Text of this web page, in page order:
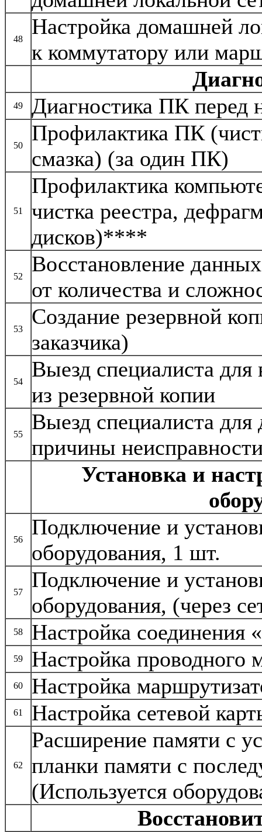
48
Настройка домашней
к коммутатору или
49 Диагностика ПК перед
50
Профилактика ПК
смазка) (за один ПК)
51
Профилактика
чистка реестра,
дисков)****
52
Восстановление
от количества и
53
Создание резервной
заказчика)
54
Выезд специалиста
из резервной копии
55
Выезд специалиста для
причины
Установка и
56
Подключение и
оборудования, 1 шт.
57
Подключение и
оборудования, (через
58 Настройка соединения
59 Настройка проводного
60 Настройка
61 Настройка сетевой
62
Расширение памяти с
планки памяти с
(Используется